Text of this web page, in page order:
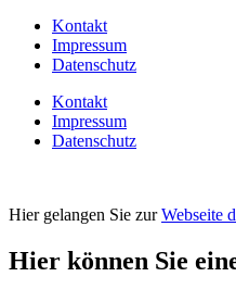
Kontakt
Impressum
Datenschutz
Kontakt
Impressum
Datenschutz
Hier gelangen Sie zurWebseite
Hier können Sie